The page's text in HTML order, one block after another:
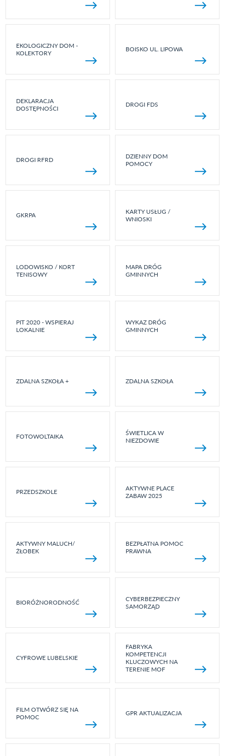
EKOLOGICZNY DOM -
KOLEKTORY
BOISKO UL. LIPOWA
DEKLARACJA
DOSTĘPNOŚCI
DROGI FDS
DROGI RFRD
DZIENNY DOM
POMOCY
GKRPA
KARTY USŁUG /
WNIOSKI
LODOWISKO / KORT
TENISOWY
MAPA DRÓG
GMINNYCH
PIT 2020 - WSPIERAJ
LOKALNIE
WYKAZ DRÓG
GMINNYCH
ZDALNA SZKOŁA + ZDALNA SZKOŁA
FOTOWOLTAIKA
ŚWIETLICA W
NIEZDOWIE
PRZEDSZKOLE
AKTYWNE PLACE
ZABAW 2025
AKTYWNY MALUCH/
ŻŁOBEK
BEZPŁATNA POMOC
PRAWNA
BIORÓŻNORODNOŚĆ
CYBERBEZPIECZNY
SAMORZĄD
CYFROWE LUBELSKIE
FABRYKA
KOMPETENCJI
KLUCZOWYCH NA
TERENIE MOF
FILM OTWÓRZ SIĘ NA
POMOC
GPR AKTUALIZACJA